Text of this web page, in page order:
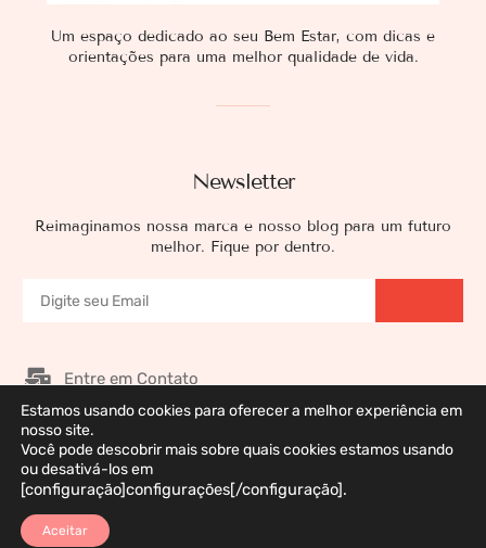
Newsletter
Reimaginamos nossa marca e nosso blog para um futuro
melhor. Fique por dentro.
Um espaço dedicado ao seu Bem Estar, com dicas e
orientações para uma melhor qualidade de vida.
Entre em Contato
Nossos Patrocinadores
Galeria de Imagens
Política de Privacidade
Marca Registrada © 2026 DermaWeb. Todos os Direitos Reservados. Desenvolvido
Estamos usando cookies para oferecer a melhor experiência em
nosso site.
Você pode descobrir mais sobre quais cookies estamos usando
ou desativá-los em
[configuração]configurações[/configuração].
Aceitar